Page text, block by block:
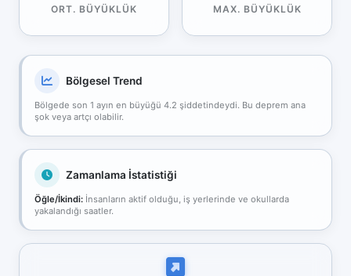
ORT. BÜYÜKLÜK MAX. BÜYÜKLÜK
Bölgesel Trend
Bölgede son 1 ayın en büyüğü 4.2 şiddetindeydi. Bu deprem ana
şok veya artçı olabilir.
Zamanlama İstatistiği
Öğle/İkindi: İnsanların aktif olduğu, iş yerlerinde ve okullarda
yakalandığı saatler.